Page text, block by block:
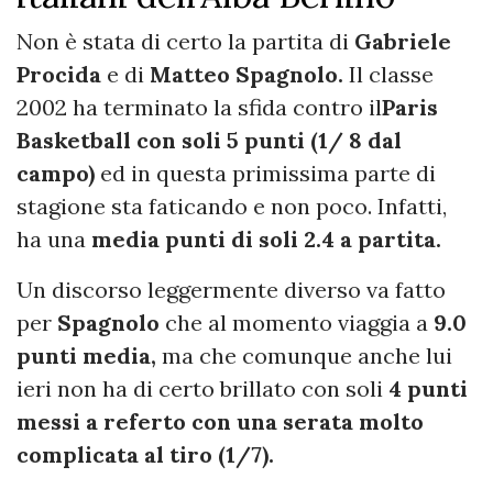
Non è stata di certo la partita di Gabriele
Procida e di Matteo Spagnolo. Il classe
2002 ha terminato la sfida contro ilParis
Basketball con soli 5 punti (1/ 8 dal
campo) ed in questa primissima parte di
stagione sta faticando e non poco. Infatti,
ha una media punti di soli 2.4 a partita.
Un discorso leggermente diverso va fatto
per Spagnolo che al momento viaggia a 9.0
punti media, ma che comunque anche lui
ieri non ha di certo brillato con soli 4 punti
messi a referto con una serata molto
complicata al tiro (1/7).